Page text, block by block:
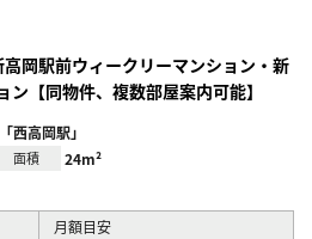
高岡駅前ウィークリーマンション・新
【同物件、複数部屋案内可能】
西高岡駅」
面積 24m²
月額目安